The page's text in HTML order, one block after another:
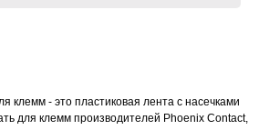
клемм - это пластиковая лента с насечками
для клемм производителей Phoenix Contact,